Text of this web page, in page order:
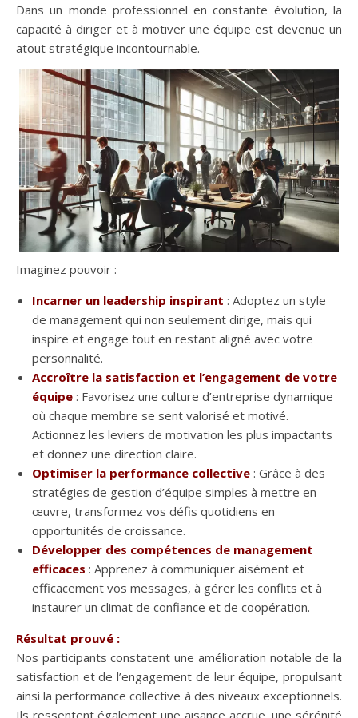
Dans un monde professionnel en constante évolution, la
capacité à diriger et à motiver une équipe est devenue un
atout stratégique incontournable.
Imaginez pouvoir :
Incarner un leadership inspirant : Adoptez un style
de management qui non seulement dirige, mais qui
inspire et engage tout en restant aligné avec votre
personnalité.
Accroître la satisfaction et l’engagement de votre
équipe : Favorisez une culture d’entreprise dynamique
où chaque membre se sent valorisé et motivé.
Actionnez les leviers de motivation les plus impactants
et donnez une direction claire.
Optimiser la performance collective : Grâce à des
stratégies de gestion d’équipe simples à mettre en
œuvre, transformez vos défis quotidiens en
opportunités de croissance.
Développer des compétences de management
efficaces : Apprenez à communiquer aisément et
efficacement vos messages, à gérer les conflits et à
instaurer un climat de confiance et de coopération.
Résultat prouvé :
Nos participants constatent une amélioration notable de la
satisfaction et de l’engagement de leur équipe, propulsant
ainsi la performance collective à des niveaux exceptionnels.